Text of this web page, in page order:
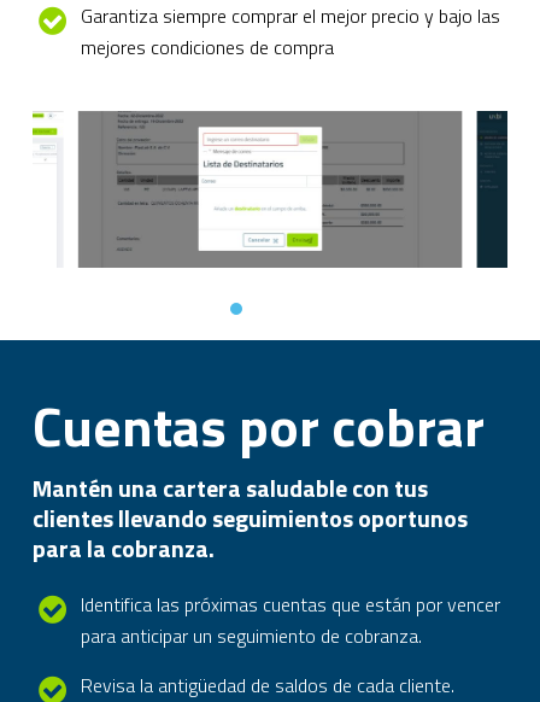
Garantiza siempre comprar el mejor precio y bajo las
mejores condiciones de compra
Cuentas por cobrar
Mantén una cartera saludable con tus
clientes llevando seguimientos oportunos
para la cobranza.
Identifica las próximas cuentas que están por vencer
para anticipar un seguimiento de cobranza.
Revisa la antigüedad de saldos de cada cliente.